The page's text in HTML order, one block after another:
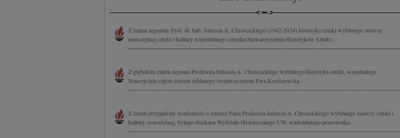
Z żalem żegnamy Prof. dr. hab. Juliusza A. Chrościckiego (1942-2024) historyka sztuki wybitnego znawcę
nowożytnej sztuki i kultury wieloletniego członka Stowarzyszenia Historyków Sztuki...
Z głębokim żalem żegnam Profesora Juliusza A. Chrościckiego wybitnego historyka sztuki, wspaniałego
Nauczyciela całym sercem oddanego swoim uczniom Ewa Kociszewska
Z żalem przyjęliśmy wiadomość o śmierci Pana Profesora Juliusza A. Chrościckiego wybitnego znawcy sztuki i
kultury nowożytnej, byłego dziekana Wydziału Historycznego UW, wieloletniego pracownika...